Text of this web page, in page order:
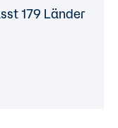
179 Länder